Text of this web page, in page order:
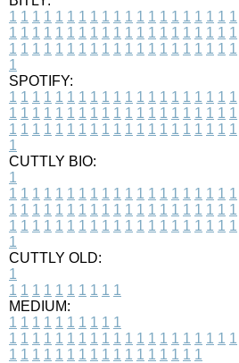
1 1 1 1 1 1 1 1 1 1 1 1 1 1 1 1 1 1 1 1
1 1 1 1 1 1 1 1 1 1 1 1 1 1 1 1 1 1 1 1
1 1 1 1 1 1 1 1 1 1 1 1 1 1 1 1 1 1 1 1
1
SPOTIFY:
1 1 1 1 1 1 1 1 1 1 1 1 1 1 1 1 1 1 1 1
1 1 1 1 1 1 1 1 1 1 1 1 1 1 1 1 1 1 1 1
1 1 1 1 1 1 1 1 1 1 1 1 1 1 1 1 1 1 1 1
1
CUTTLY BIO:
1
1 1 1 1 1 1 1 1 1 1 1 1 1 1 1 1 1 1 1 1
1 1 1 1 1 1 1 1 1 1 1 1 1 1 1 1 1 1 1 1
1 1 1 1 1 1 1 1 1 1 1 1 1 1 1 1 1 1 1 1
1
CUTTLY OLD:
1
1 1 1 1 1 1 1 1 1 1
MEDIUM:
1 1 1 1 1 1 1 1 1 1
1 1 1 1 1 1 1 1 1 1 1 1 1 1 1 1 1 1 1 1
1 1 1 1 1 1 1 1 1 1 1 1 1 1 1 1 1